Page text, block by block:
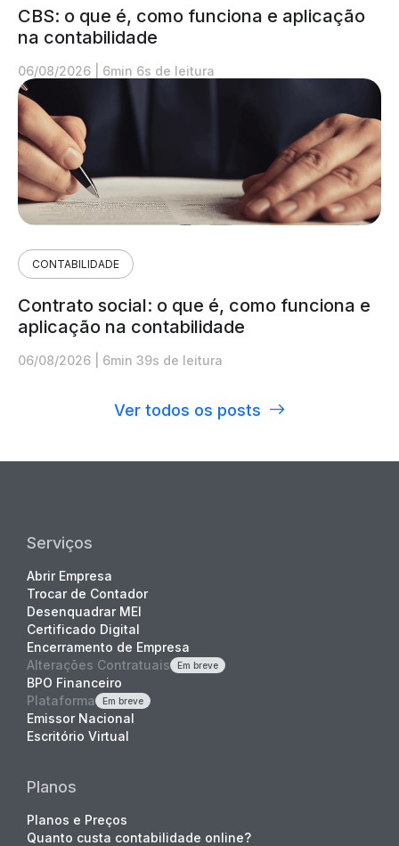
CBS: o que é, como funciona e aplicação
na contabilidade
06/08/2026 6min 6s de leitura
CONTABILIDADE
Contrato social: o que é, como funciona e
aplicação na contabilidade
06/08/2026 6min 39s de leitura
Ver todos os posts
Serviços
Abrir Empresa
Trocar de Contador
Desenquadrar MEI
Certificado Digital
Encerramento de Empresa
Alterações Contratuais
Em breve
BPO Financeiro
Plataforma
Em breve
Emissor Nacional
Escritório Virtual
Planos
Planos e Preços
Quanto custa contabilidade online?